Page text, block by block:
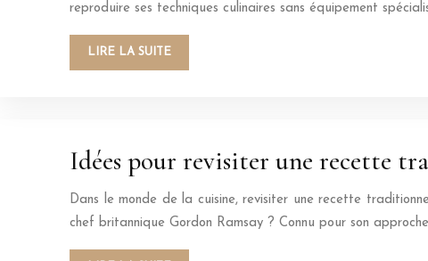
reproduire ses techniques culinaires sans équipement
LIRE LA SUITE
Idées pour revisiter une recette
Dans le monde de la cuisine, revisiter une recette
chef britannique Gordon Ramsay ? Connu pour son